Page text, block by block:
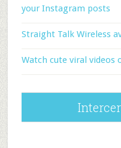
your Instagram posts
Straight Talk Wireless
Watch cute viral videos